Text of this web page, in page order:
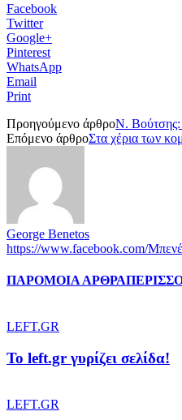
Facebook
Twitter
Google+
Pinterest
WhatsApp
Email
Print
Προηγούμενο άρθροΝ. Βούτσης:
Επόμενο άρθροΣτα χέρια των
George Benetos
https://www.facebook.com/
ΠΑΡΟΜΟΙΑ ΑΡΘΡΑ
LEFT.GR
To left.gr γυρίζει σελίδα!
LEFT.GR